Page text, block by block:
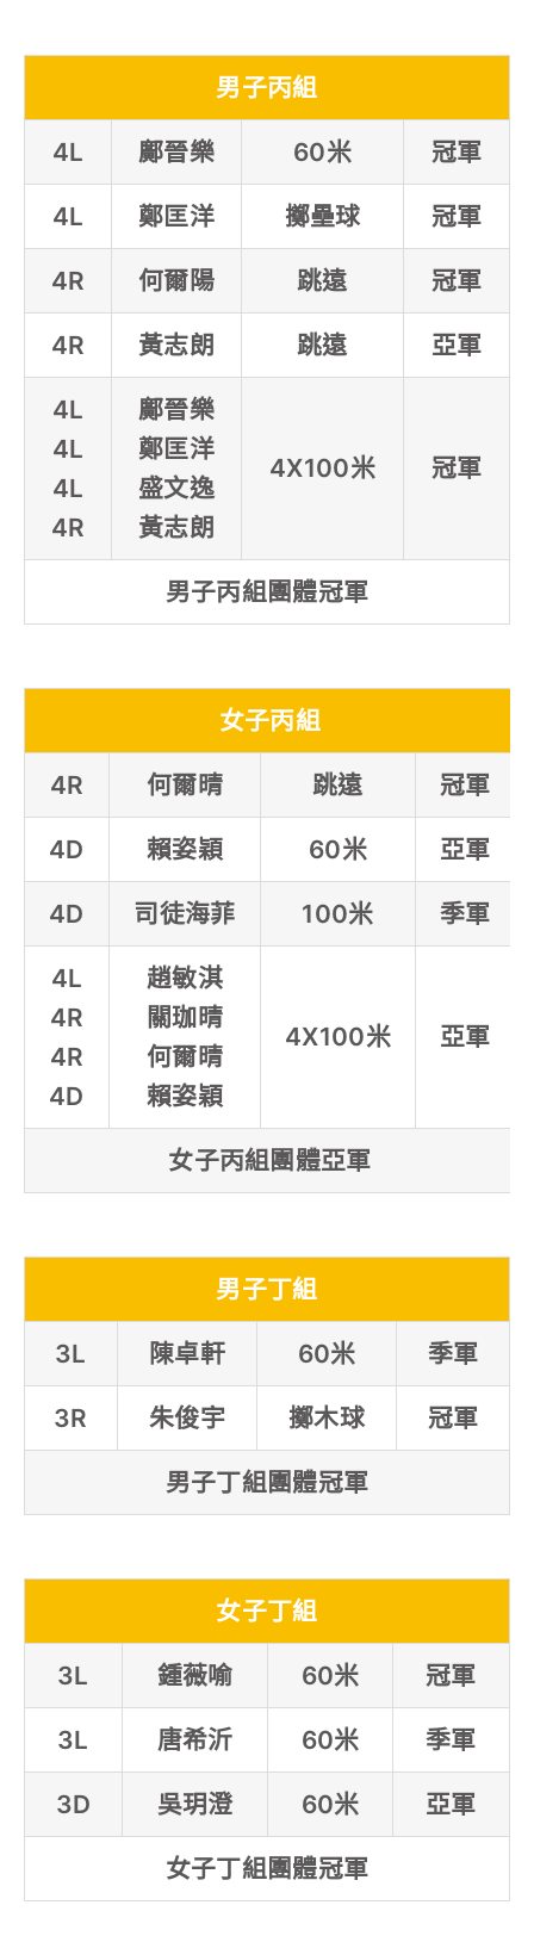
男子丙組
4L 鄺晉樂 60米 冠軍
4L 鄭匡洋 擲壘球 冠軍
4R 何爾陽 跳遠 冠軍
4R 黃志朗 跳遠 亞軍
4L
4L
4L
4R
鄺晉樂
鄭匡洋
盛文逸
黃志朗
4X100米 冠軍
男子丙組團體冠軍
女子丙組
4R 何爾晴 跳遠 冠軍
4D 賴姿穎 60米 亞軍
4D 司徒海菲 100米 季軍
4L
4R
4R
4D
趙敏淇
關珈晴
何爾晴
賴姿穎
4X100米 亞軍
女子丙組團體亞軍
男子丁組
3L 陳卓軒 60米 季軍
3R 朱俊宇 擲木球 冠軍
男子丁組團體冠軍
女子丁組
3L 鍾薇喻 60米 冠軍
3L 唐希沂 60米 季軍
3D 吳玥澄 60米 亞軍
女子丁組團體冠軍